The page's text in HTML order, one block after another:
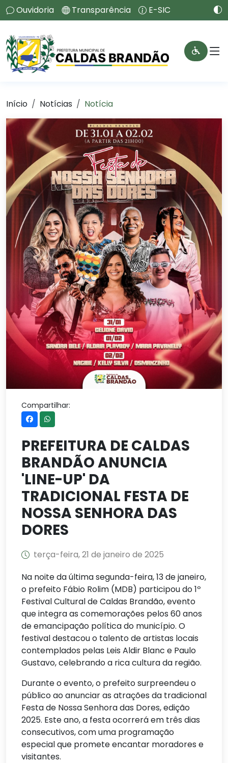
Ouvidoria Transparência E-SIC
Início Notícias Notícia
Compartilhar:
PREFEITURA DE CALDAS
BRANDÃO ANUNCIA
'LINE-UP' DA
TRADICIONAL FESTA DE
NOSSA SENHORA DAS
DORES
terça-feira, 21 de janeiro de 2025
Na noite da última segunda-feira, 13 de janeiro,
o prefeito Fábio Rolim (MDB) participou do 1º
Festival Cultural de Caldas Brandão, evento
que integra as comemorações pelos 60 anos
de emancipação política do município. O
festival destacou o talento de artistas locais
contemplados pelas Leis Aldir Blanc e Paulo
Gustavo, celebrando a rica cultura da região.
Durante o evento, o prefeito surpreendeu o
público ao anunciar as atrações da tradicional
Festa de Nossa Senhora das Dores, edição
2025. Este ano, a festa ocorrerá em três dias
consecutivos, com uma programação
especial que promete encantar moradores e
visitantes.